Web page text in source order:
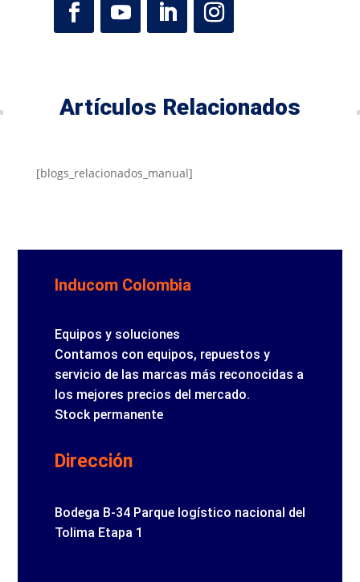
Artículos Relacionados
[blogs_relacionados_manual]
Inducom Colombia
Equipos y soluciones
Contamos con equipos, repuestos y
servicio de las marcas más reconocidas a
los mejores precios del mercado.
Stock permanente
Dirección
Bodega B-34 Parque logístico nacional del
Tolima Etapa 1